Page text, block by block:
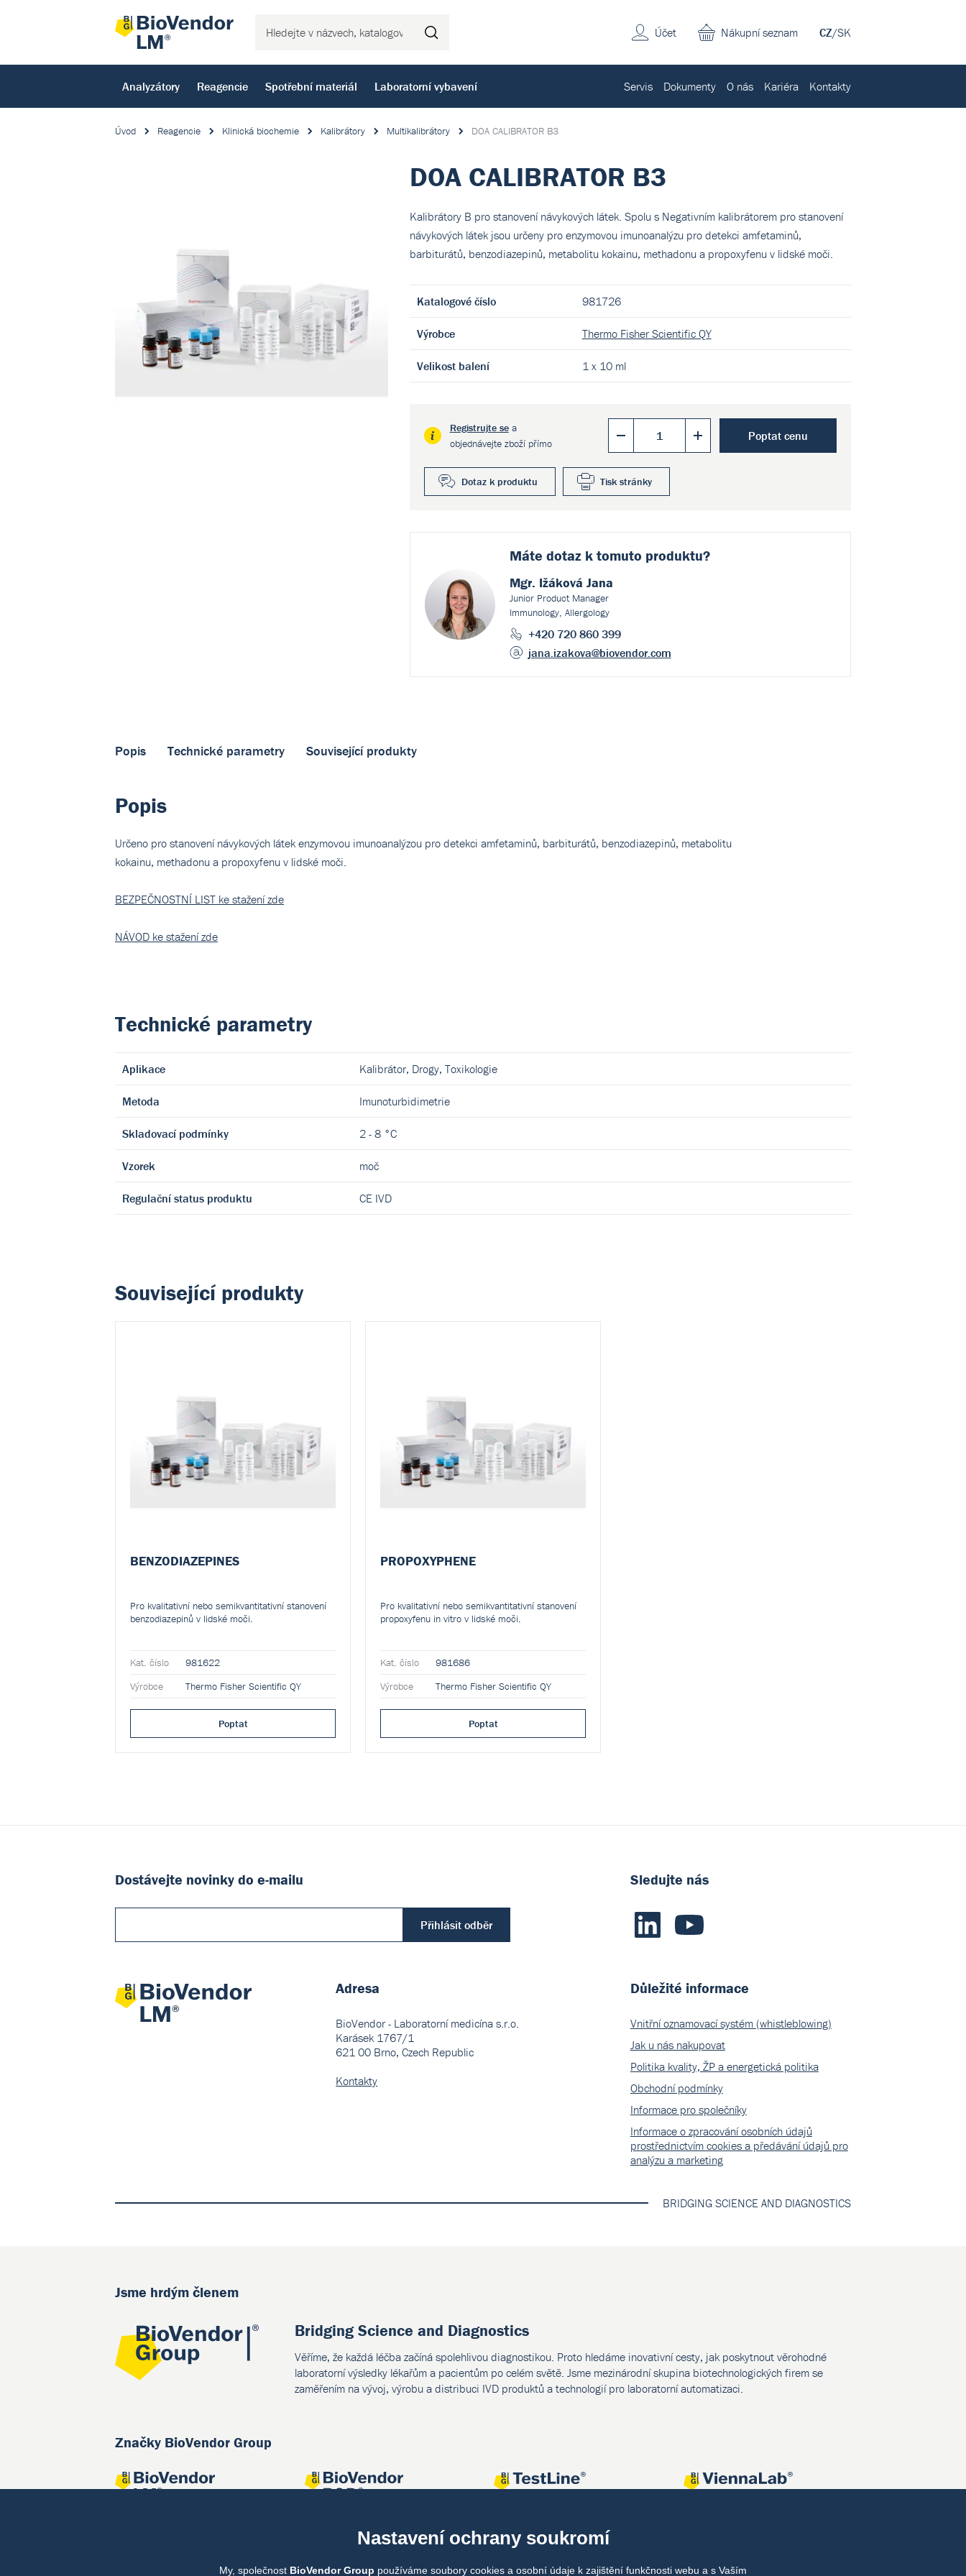
CZ/SK
Nákupní seznam
Účet
Analyzátory Reagencie Spotřební materiál Laboratorní vybavení Servis Dokumenty O nás Kariéra Kontakty
Úvod Reagencie Klinická biochemie Kalibrátory Multikalibrátory DOA CALIBRATOR B3
DOA CALIBRATOR B3
Kalibrátory B pro stanovení návykových látek. Spolu s Negativním kalibrátorem pro stanovení
návykových látek jsou určeny pro enzymovou imunoanalýzu pro detekci amfetaminů,
barbiturátů, benzodiazepinů, metabolitu kokainu, methadonu a propoxyfenu v lidské moči.
Katalogové číslo 981726
Výrobce Thermo Fisher Scientific QY
Velikost balení 1 x 10 ml
Poptat cenu
Registrujte sea
objednávejte zboží přímo
Dotaz k produktu Tisk stránky
Máte dotaz k tomuto produktu?
Mgr. Ižáková Jana
Junior Product Manager
Immunology, Allergology
+420 720 860 399
jana.izakova@biovendor.com
Popis Technické parametry Související produkty
Popis
Určeno pro stanovení návykových látek enzymovou imunoanalýzou pro detekci amfetaminů, barbiturátů, benzodiazepinů, metabolitu
kokainu, methadonu a propoxyfenu v lidské moči.
BEZPEČNOSTNÍ LIST ke stažení zde
NÁVOD ke stažení zde
Technické parametry
Aplikace Kalibrátor, Drogy, Toxikologie
Metoda Imunoturbidimetrie
Skladovací podmínky 2 - 8 °C
Vzorek moč
Regulační status produktu CE IVD
Související produkty
BENZODIAZEPINES
Pro kvalitativní nebo semikvantitativní stanovení
benzodiazepinů v lidské moči.
Kat. číslo
981622
Výrobce
Thermo Fisher Scientific QY
Poptat
PROPOXYPHENE
Pro kvalitativní nebo semikvantitativní stanovení
propoxyfenu in vitro v lidské moči.
Kat. číslo
981686
Výrobce
Thermo Fisher Scientific QY
Poptat
Dostávejte novinky do e-mailu
Přihlásit odběr
Adresa
BioVendor - Laboratorní medicína s.r.o.
Karásek 1767/1
621 00 Brno, Czech Republic
Kontakty
Sledujte nás
Důležité informace
Vnitřní oznamovací systém (whistleblowing)
Jak u nás nakupovat
Politika kvality, ŽP a energetická politika
Obchodní podmínky
Informace pro společníky
Informace o zpracování osobních údajů
prostřednictvím cookies a předávání údajů pro
analýzu a marketing
BRIDGING SCIENCE AND DIAGNOSTICS
Jsme hrdým členem
Bridging Science and Diagnostics
Věříme, že každá léčba začíná spolehlivou diagnostikou. Proto hledáme inovativní cesty, jak poskytnout věrohodné
laboratorní výsledky lékařům a pacientům po celém světě. Jsme mezinárodní skupina biotechnologických firem se
zaměřením na vývoj, výrobu a distribuci IVD produktů a technologií pro laboratorní automatizaci.
Značky BioVendor Group
Nastavení ochrany soukromí
My, společnost BioVendor Group používáme soubory cookies a osobní údaje k zajištění funkčnosti webu a s Vaším